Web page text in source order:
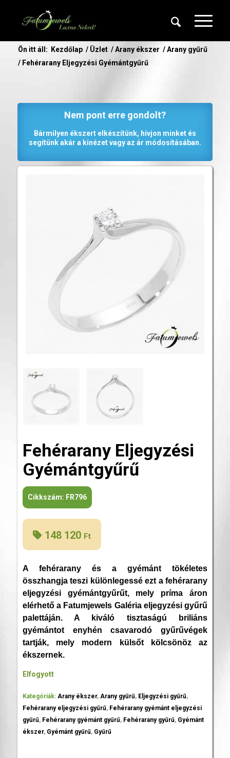
Ön itt áll: Kezdőlap / Üzlet / Arany ékszer / Arany gyűrű
/ Fehérarany Eljegyzési Gyémántgyűrű
Nem pont erre gondolt?
Bármilyen ékszert elkészítünk, hívjon minket és
segítünk akár a kinézet vagy az ár módosításában.
Fehérarany Eljegyzési
Gyémántgyűrű
Cikkszám: FR796
148 120 Ft
A fehérarany és a gyémánt tökéletes
összhangja teszi különlegessé ezt a fehérarany
eljegyzési gyémántgyűrűt, mely príma áron
elérhető a Fatumjewels Galéria eljegyzési gyűrű
palettáján. A kiváló tisztaságú briliáns
gyémántot enyhén csavarodó gyűrűvégek
tartják, mely modern külsőt kölcsönöz az
ékszernek.
Elfogyott
Kategóriák: Arany ékszer, Arany gyűrű, Eljegyzési gyűrű,
Fehérarany eljegyzési gyűrű, Fehérarany gyémánt eljegyzési
gyűrű, Fehérarany gyémánt gyűrű, Fehérarany gyűrű, Gyémánt
ékszer, Gyémánt gyűrű, Gyűrű